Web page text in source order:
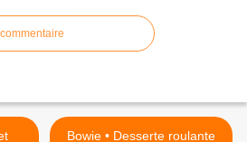
Bowie • Desserte roulante